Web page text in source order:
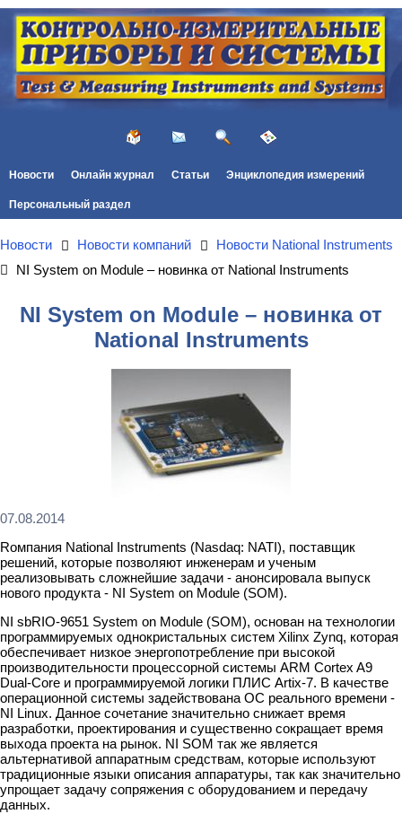
Новости Онлайн журнал Статьи Энциклопедия измерений
Персональный раздел
Новости Новости компаний
Новости National Instruments
NI System on Module – новинка от National Instruments
NI System on Module – новинка от
National Instruments
07.08.2014
Rомпания National Instruments (Nasdaq: NATI), поставщик
решений, которые позволяют инженерам и ученым
реализовывать сложнейшие задачи - анонсировала выпуск
нового продукта - NI System on Module (SOM).
NI sbRIO-9651 System on Module (SOM), основан на технологии
программируемых однокристальных систем Xilinx Zynq, которая
обеспечивает низкое энергопотребление при высокой
производительности процессорной системы ARM Cortex A9
Dual-Core и программируемой логики ПЛИС Artix-7. В качестве
операционной системы задействована ОС реального времени -
NI Linux. Данное сочетание значительно снижает время
разработки, проектирования и существенно сокращает время
выхода проекта на рынок. NI SOM так же является
альтернативой аппаратным средствам, которые используют
традиционные языки описания аппаратуры, так как значительно
упрощает задачу сопряжения с оборудованием и передачу
данных.